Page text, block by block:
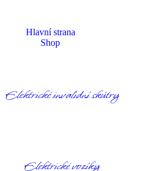
Hlavní strana
Shop
Elektrické invalidní skútry
Elektrické vozíky